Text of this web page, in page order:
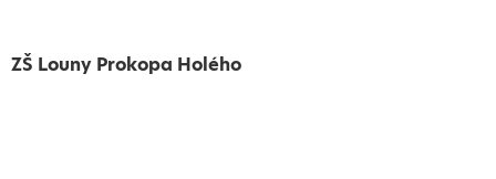
ZŠ Louny Prokopa Holého